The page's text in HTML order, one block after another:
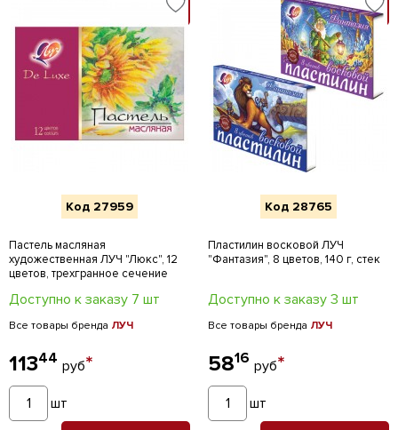
В КОРЗИНУ
Код 27959
Пастель масляная
художественная ЛУЧ "Люкс", 12
цветов, трехгранное сечение
Доступно к заказу 7 шт
Все товары бренда ЛУЧ
11344 руб*
шт
Код 28765
Пластилин восковой ЛУЧ
"Фантазия", 8 цветов, 140 г, стек
Доступно к заказу 3 шт
Все товары бренда ЛУЧ
5816 руб*
шт